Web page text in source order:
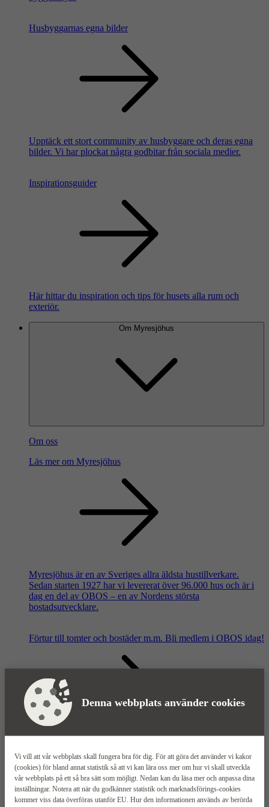
Denna webbplats använder cookies
Vi vill att vår webbplats skall fungera bra för dig. För att göra det använder vi kakor
(cookies) för bland annat statistik så att vi kan lära oss mer om hur vi skall utveckla
vår webbplats på ett så bra sätt som möjligt. Nedan kan du läsa mer och anpassa dina
inställningar. Notera att när du godkänner statistik och marknadsförings-cookies
kommer viss data överföras utanför EU. Hur den informationen används av berörda
Husbyggarnas egna bilder
Upptäck ett stort community av husbyggare och deras egna
bilder. Vi har plockat några godbitar från sociala medier.
Inspirationsguider
Här hittar du inspiration och tips för husets alla rum och
exteriör.
Om Myresjöhus
Om oss
Läs mer om Myresjöhus
Myresjöhus är en av Sveriges allra äldsta hustillverkare.
Sedan starten 1927 har vi levererat över 96.000 hus och är i
dag en del av OBOS – en av Nordens största
bostadsutvecklare.
Förtur till tomter och bostäder m.m. Bli medlem i OBOS idag!
Våra säljkontor